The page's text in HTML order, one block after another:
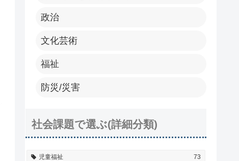
政治
文化芸術
福祉
防災/災害
社会課題で選ぶ(詳細分類)
児童福祉 73